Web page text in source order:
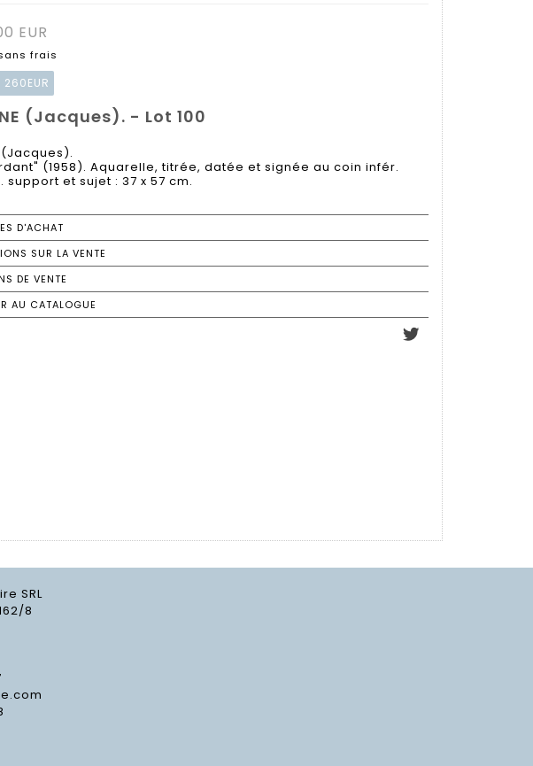
EUR
frais
260EUR
(Jacques). - Lot 100
(Jacques).
(1958). Aquarelle, titrée, datée et signée au coin infér.
support et sujet : 37 x 57 cm.
D'ACHAT
SUR LA VENTE
DE VENTE
AU CATALOGUE
SRL
8